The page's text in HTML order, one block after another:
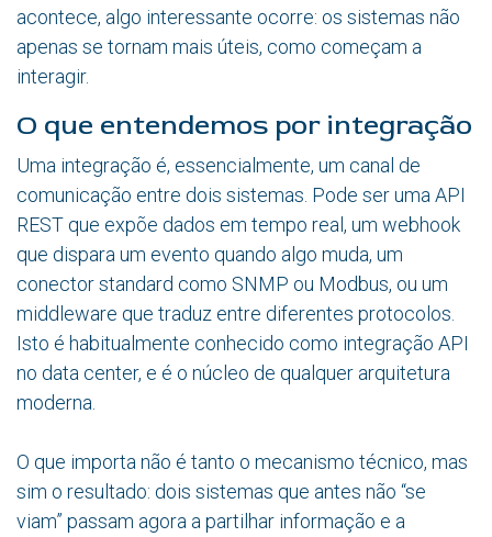
acontece, algo interessante ocorre: os sistemas não
apenas se tornam mais úteis, como começam a
interagir.
O que entendemos por integração
Uma integração é, essencialmente, um canal de
comunicação entre dois sistemas. Pode ser uma API
REST que expõe dados em tempo real, um webhook
que dispara um evento quando algo muda, um
conector standard como SNMP ou Modbus, ou um
middleware que traduz entre diferentes protocolos.
Isto é habitualmente conhecido como integração API
no data center, e é o núcleo de qualquer arquitetura
moderna.
O que importa não é tanto o mecanismo técnico, mas
sim o resultado: dois sistemas que antes não “se
viam” passam agora a partilhar informação e a